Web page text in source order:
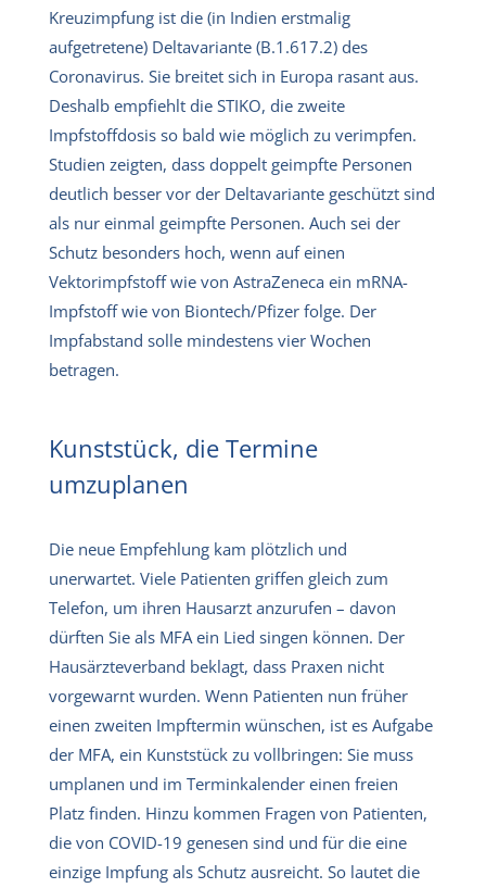
Kreuzimpfung ist die (in Indien erstmalig
aufgetretene) Deltavariante (B.1.617.2) des
Coronavirus. Sie breitet sich in Europa rasant aus.
Deshalb empfiehlt die STIKO, die zweite
Impfstoffdosis so bald wie möglich zu verimpfen.
Studien zeigten, dass doppelt geimpfte Personen
deutlich besser vor der Deltavariante geschützt sind
als nur einmal geimpfte Personen. Auch sei der
Schutz besonders hoch, wenn auf einen
Vektorimpfstoff wie von AstraZeneca ein mRNA-
Impfstoff wie von Biontech/Pfizer folge. Der
Impfabstand solle mindestens vier Wochen
betragen.
Kunststück, die Termine
umzuplanen
Die neue Empfehlung kam plötzlich und
unerwartet. Viele Patienten griffen gleich zum
Telefon, um ihren Hausarzt anzurufen – davon
dürften Sie als MFA ein Lied singen können. Der
Hausärzteverband beklagt, dass Praxen nicht
vorgewarnt wurden. Wenn Patienten nun früher
einen zweiten Impftermin wünschen, ist es Aufgabe
der MFA, ein Kunststück zu vollbringen: Sie muss
umplanen und im Terminkalender einen freien
Platz finden. Hinzu kommen Fragen von Patienten,
die von COVID-19 genesen sind und für die eine
einzige Impfung als Schutz ausreicht. So lautet die